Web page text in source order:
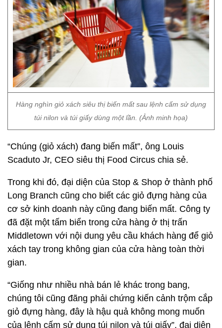
Hàng nghìn giỏ xách siêu thị biến mất sau lệnh cấm sử dụng
túi nilon và túi giấy dùng một lần. (Ảnh minh họa)
“Chúng (giỏ xách) đang biến mất”, ông Louis
Scaduto Jr, CEO siêu thị Food Circus chia sẻ.
Trong khi đó, đại diện của Stop & Shop ở thành phố
Long Branch cũng cho biết các giỏ đựng hàng của
cơ sở kinh doanh này cũng đang biến mất. Công ty
đã đặt một tấm biển trong cửa hàng ở thị trấn
Middletown với nội dung yêu cầu khách hàng để giỏ
xách tay trong không gian của cửa hàng toàn thời
gian.
“Giống như nhiều nhà bán lẻ khác trong bang,
chúng tôi cũng đãng phải chứng kiến cảnh trộm cắp
giỏ đựng hàng, đây là hậu quả không mong muốn
của lệnh cấm sử dụng túi nilon và túi giấy”, đại diện